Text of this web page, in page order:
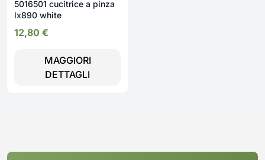
5016501 cucitrice a pinza
lx890 white
12,80 €
MAGGIORI
DETTAGLI